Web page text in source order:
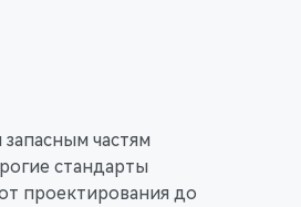
частям
стандарты
проектирования до